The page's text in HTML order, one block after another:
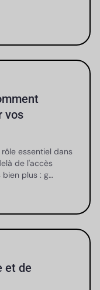
vos
essentiel dans
de l'accès
plus : g…
et de